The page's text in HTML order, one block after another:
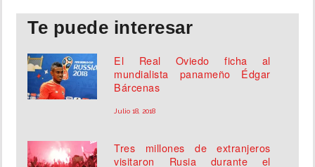
Te puede interesar
El Real Oviedo ficha al
mundialista panameño Édgar
Bárcenas
Julio 18, 2018
Tres millones de extranjeros
visitaron Rusia durante el